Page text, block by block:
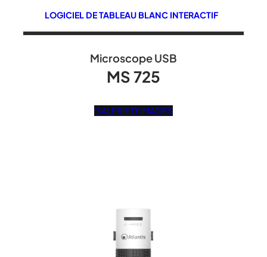
LOGICIEL DE TABLEAU BLANC INTERACTIF
Microscope USB
MS 725
GALERIE D'IMAGES